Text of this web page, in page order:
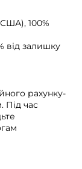
100%
від залишку
рахунку-
Під час